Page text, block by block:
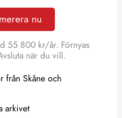
nu
55 800 kr/år. Förnyas
när du vill.
från Skåne och
arkivet